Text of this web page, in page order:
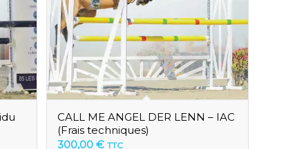
CALL ME ANGEL DER LENN – IAC
(Frais techniques)
300,00 € TTC